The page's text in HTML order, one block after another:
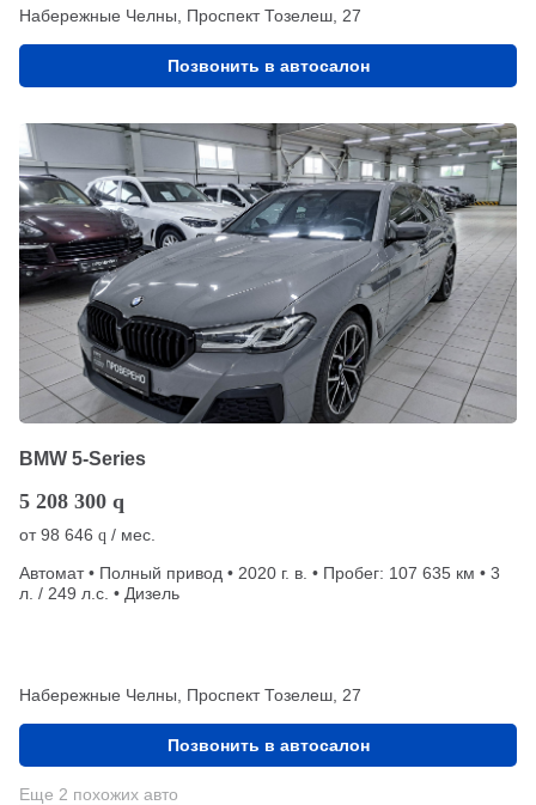
Набережные Челны, Проспект Тозелеш, 27
Позвонить в автосалон
BMW 5-Series
5 208 300 q
от98 646 q / мес.
Автомат • Полный привод • 2020 г. в. • Пробег: 107 635 км • 3
л. / 249 л.с. • Дизель
Набережные Челны, Проспект Тозелеш, 27
Позвонить в автосалон
Еще 2 похожих авто